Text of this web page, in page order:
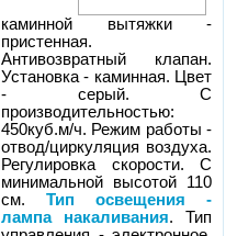
каминной вытяжки -
пристенная.
Антивозвратный клапан.
Установка - каминная. Цвет
- серый. С
производительностью:
450куб.м/ч. Режим работы -
отвод/циркуляция воздуха.
Регулировка скорости. С
минимальной высотой 110
см.Тип освещения -
лампа накаливания. Тип